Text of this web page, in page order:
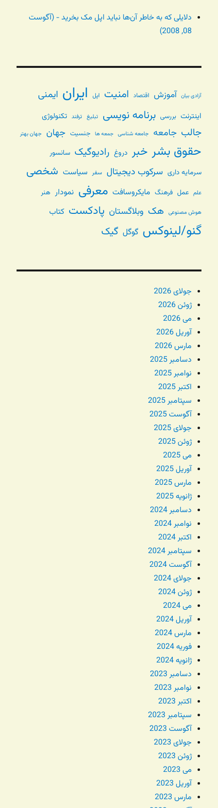
دلایلی که به خاطر آن‌ها نباید اپل مک بخرید - (آگوست
08, 2008)
آزادی بیان آموزش اقتصاد امنیت اپل ایران ایمنی
اینترنت بررسی برنامه نویسی تبلیغ ترفند تکنولوژی
جالب جامعه جامعه شناسی جمعه ها جنسیت جهان جهان بهتر
حقوق بشر خبر دروغ رادیوگیک سانسور
سرمایه داری سرکوب دیجیتال سفر سیاست شخصی
علم عمل فرهنگ مایکروسافت معرفی نمودار هنر
هوش مصنوعی هک وبلاگستان پادکست کتاب
گنو/لینوکس گوگل گیک
جولای 2026
ژوئن 2026
می 2026
آوریل 2026
مارس 2026
دسامبر 2025
نوامبر 2025
اکتبر 2025
سپتامبر 2025
آگوست 2025
جولای 2025
ژوئن 2025
می 2025
آوریل 2025
مارس 2025
ژانویه 2025
دسامبر 2024
نوامبر 2024
اکتبر 2024
سپتامبر 2024
آگوست 2024
جولای 2024
ژوئن 2024
می 2024
آوریل 2024
مارس 2024
فوریه 2024
ژانویه 2024
دسامبر 2023
نوامبر 2023
اکتبر 2023
سپتامبر 2023
آگوست 2023
جولای 2023
ژوئن 2023
می 2023
آوریل 2023
مارس 2023